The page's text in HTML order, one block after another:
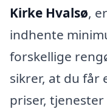
Kirke Hvalsø,
indhente
forskellige
sikrer, at du får
priser,